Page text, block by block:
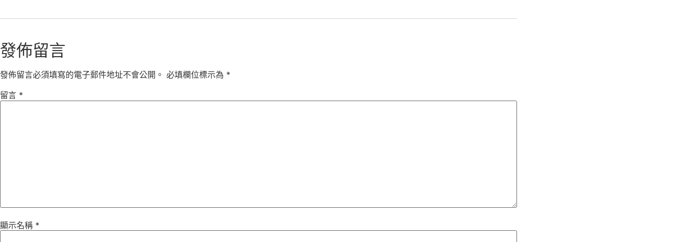
發佈留言
發佈留言必須填寫的電子郵件地址不會公開。 必填欄位標示為 *
留言 *
顯示名稱 *